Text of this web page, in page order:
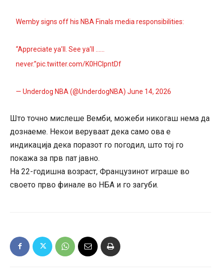
Wemby signs off his NBA Finals media responsibilities:
“Appreciate ya’ll. See ya’ll ……
never.”pic.twitter.com/K0HCIpntDf
— Underdog NBA (@UnderdogNBA)June 14, 2026
Што точно мислеше Вемби, можеби никогаш нема да
дознаеме. Некои веруваат дека само ова е
индикација дека поразот го погодил, што тој го
покажа за прв пат јавно.
На 22-годишна возраст, Французинот играше во
своето прво финале во НБА и го загуби.